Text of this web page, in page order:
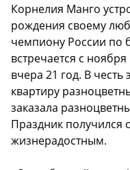
Корнелия Манго
рождения своему
чемпиону России по
встречается с
вчера 21 год. В честь
квартиру
заказала
Праздник получился
жизнерадостным.